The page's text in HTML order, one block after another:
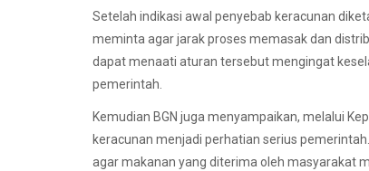
Setelah indikasi awal penyebab keracunan
meminta agar jarak proses memasak dan
dapat menaati aturan tersebut mengingat
pemerintah.
Kemudian BGN juga menyampaikan, melalui
keracunan menjadi perhatian serius
agar makanan yang diterima oleh masyarakat